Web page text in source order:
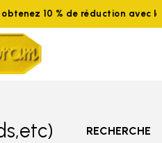
10 % de réduction avec le
RECHERCHE